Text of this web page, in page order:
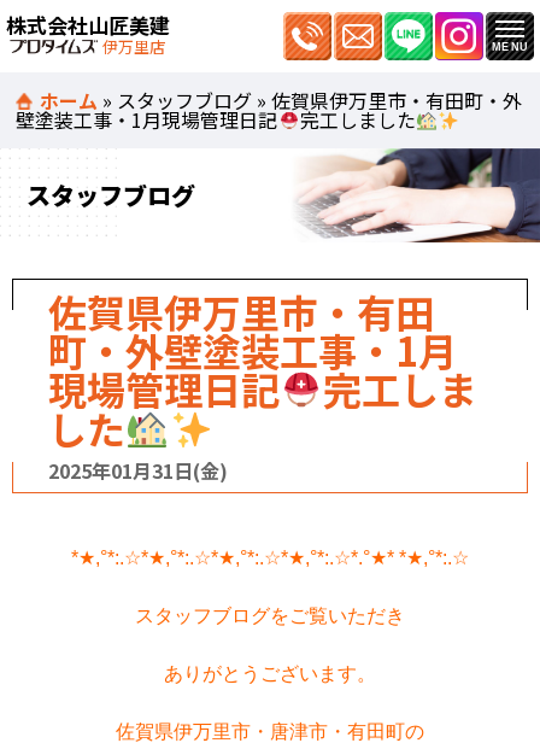
株式会社山匠美建
伊万里店
ホーム » スタッフブログ »佐賀県伊万里市・有田町・外
壁塗装工事・1月現場管理日記 完工しました
スタッフブログ
佐賀県伊万里市・有田
町・外壁塗装工事・1月
現場管理日記 完工しま
した
2025年01月31日(金)
*★,°*:.☆*★,°*:.☆*★,°*:.☆*★,°*:.☆*.°★* *★,°*:.☆
スタッフブログをご覧いただき
ありがとうございます。
佐賀県伊万里市・唐津市・有田町の